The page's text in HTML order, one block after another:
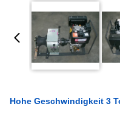
Hohe Geschwindigkeit 3